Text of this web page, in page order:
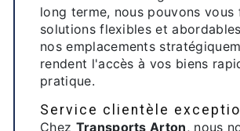
long terme, nous pouvons vous
solutions flexibles et
nos emplacements
rendent l'accès à vos biens
pratique.
Service clientèle
Chez Transports Arton, nous